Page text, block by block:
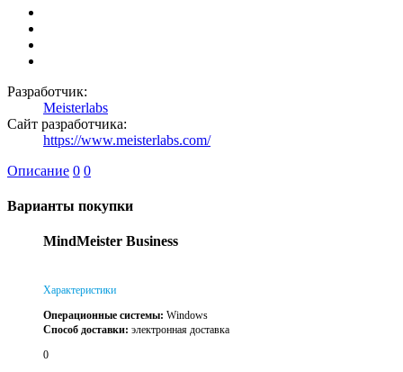
Разработчик:
Meisterlabs
Сайт разработчика:
https://www.meisterlabs.com/
Описание 0 0
Варианты покупки
MindMeister Business
Характеристики
Операционные системы: Windows
Способ доставки: электронная доставка
0